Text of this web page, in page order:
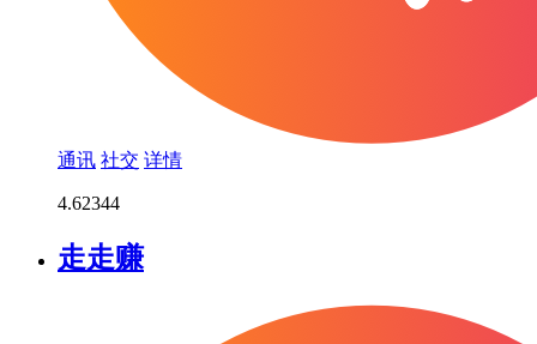
通讯 社交 详情
4.62344
走走赚